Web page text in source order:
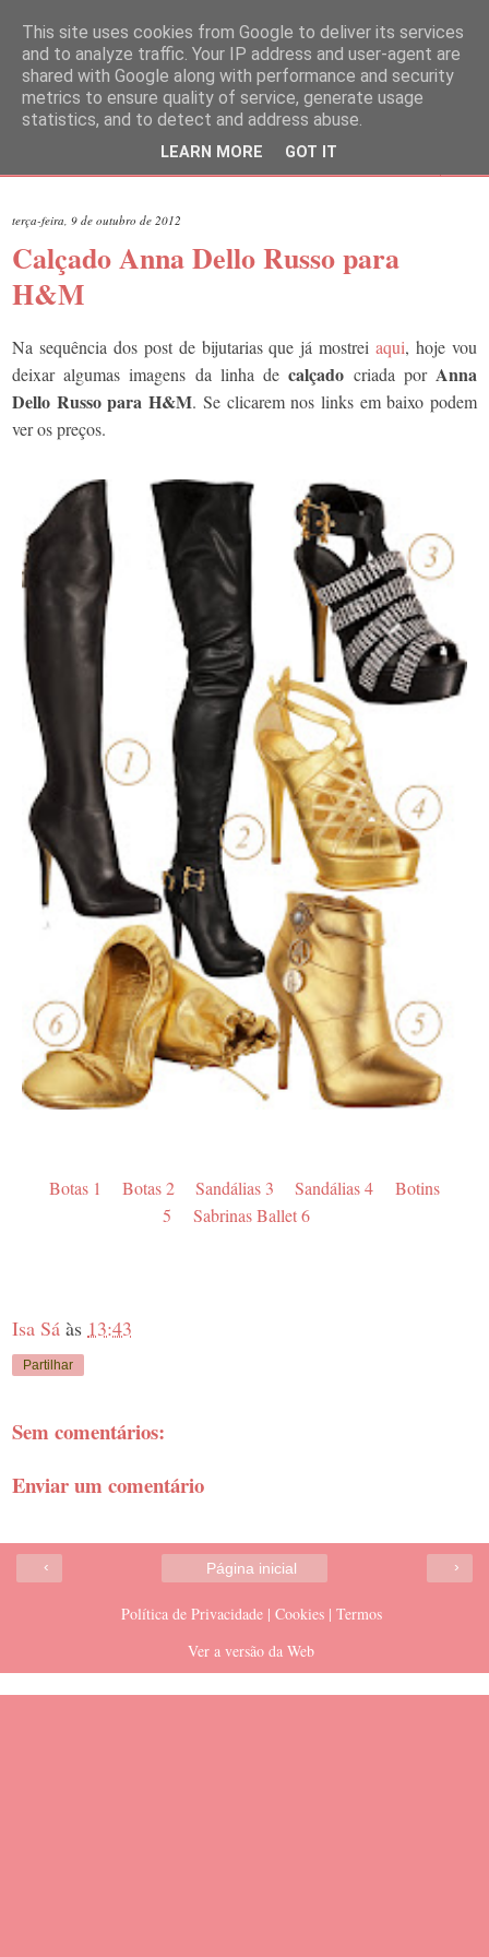
terça-feira, 9 de outubro de 2012
Calçado Anna Dello Russo para
H&M
Na sequência dos post de bijutarias que já mostreiaqui, hoje vou
deixar algumas imagens da linha decalçado criada porAnna
Dello Russo para H&M. Se clicarem nos links em baixo podem
ver os preços.
Botas 1 Botas 2 Sandálias 3 Sandálias 4
Botins
5
Sabrinas Ballet 6
Isa Sá às 13:43
Partilhar
Sem comentários:
Enviar um comentário
‹ ›
Página inicial
Política de Privacidade | Cookies | Termos
Ver a versão da Web
This site uses cookies from Google to deliver its services
and to analyze traffic. Your IP address and user-agent are
shared with Google along with performance and security
metrics to ensure quality of service, generate usage
statistics, and to detect and address abuse.
LEARN MORE GOT IT